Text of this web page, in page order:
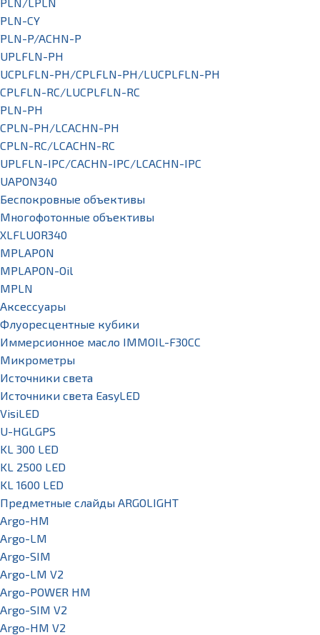
PLN-CY
PLN-P/ACHN-P
UPLFLN-PH
UCPLFLN-PH/CPLFLN-PH/LUCPLFLN-PH
CPLFLN-RC/LUCPLFLN-RC
PLN-PH
CPLN-PH/LCACHN-PH
CPLN-RC/LCACHN-RC
UPLFLN-IPC/CACHN-IPC/LCACHN-IPC
UAPON340
Беспокровные объективы
Многофотонные объективы
XLFLUOR340
MPLAPON
MPLAPON-Oil
MPLN
Аксессуары
Флуоресцентные кубики
Иммерсионное масло IMMOIL-F30CC
Микрометры
Источники света
Источники света EasyLED
VisiLED
U-HGLGPS
KL 300 LED
KL 2500 LED
KL 1600 LED
Предметные слайды ARGOLIGHT
Argo-HM
Argo-LM
Argo-SIM
Argo-LM V2
Argo-POWER HM
Argo-SIM V2
Argo-HM V2